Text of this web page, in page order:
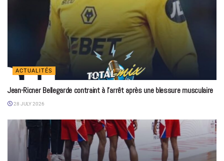
ACTUALITÉS
Jean-Ricner Bellegarde contraint à l’arrêt après une blessure musculaire
28 JULY 2026